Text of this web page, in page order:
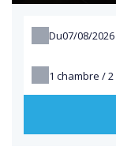
Du
1 chambre /2